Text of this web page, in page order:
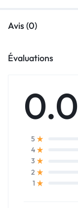
Avis (0)
Évaluations
0.0
5
4
3
2
1